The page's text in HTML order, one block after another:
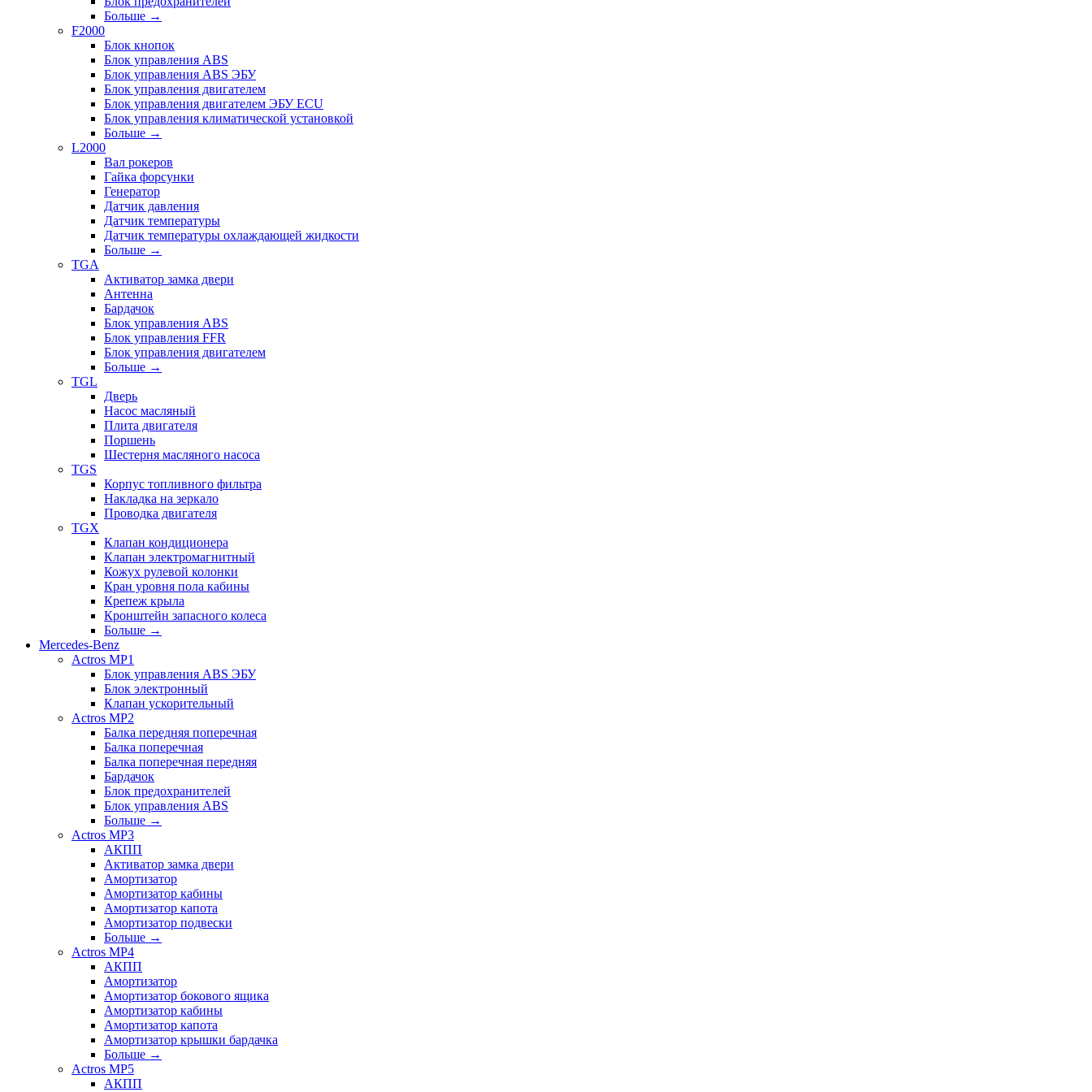
Больше →
F2000
Блок кнопок
Блок управления ABS
Блок управления ABS ЭБУ
Блок управления двигателем
Блок управления двигателем ЭБУ ECU
Блок управления климатической установкой
Больше →
L2000
Вал рокеров
Гайка форсунки
Генератор
Датчик давления
Датчик температуры
Датчик температуры охлаждающей жидкости
Больше →
TGA
Активатор замка двери
Антенна
Бардачок
Блок управления ABS
Блок управления FFR
Блок управления двигателем
Больше →
TGL
Дверь
Насос масляный
Плита двигателя
Поршень
Шестерня масляного насоса
TGS
Корпус топливного фильтра
Накладка на зеркало
Проводка двигателя
TGX
Клапан кондиционера
Клапан электромагнитный
Кожух рулевой колонки
Кран уровня пола кабины
Крепеж крыла
Кронштейн запасного колеса
Больше →
Mercedes-Benz
Actros MP1
Блок управления ABS ЭБУ
Блок электронный
Клапан ускорительный
Actros MP2
Балка передняя поперечная
Балка поперечная
Балка поперечная передняя
Бардачок
Блок предохранителей
Блок управления ABS
Больше →
Actros MP3
АКПП
Активатор замка двери
Амортизатор
Амортизатор кабины
Амортизатор капота
Амортизатор подвески
Больше →
Actros MP4
АКПП
Амортизатор
Амортизатор бокового ящика
Амортизатор кабины
Амортизатор капота
Амортизатор крышки бардачка
Больше →
Actros MP5
АКПП